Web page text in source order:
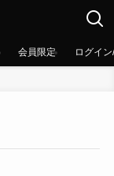
会員限定 ログイ